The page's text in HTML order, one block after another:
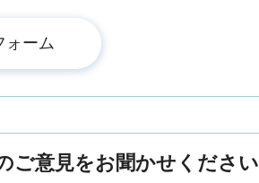
ご意見をお聞かせください